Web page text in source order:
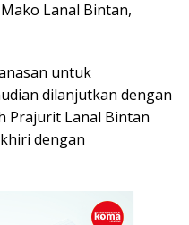
Lanal Bintan,
untuk
dilanjutkan dengan
Prajurit Lanal Bintan
dengan